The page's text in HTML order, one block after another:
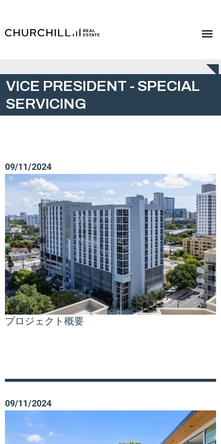
VICE PRESIDENT - SPECIAL
SERVICING
09/11/2024
プロジェクト概要
09/11/2024